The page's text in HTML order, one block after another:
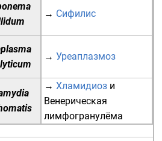
→ Сифилис
→ Уреаплазмоз
→ Хламидиоз и
Венерическая
лимфогранулёма